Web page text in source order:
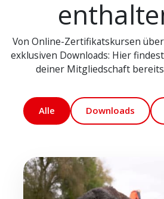
Von Online-Zertifikatskursen
exklusiven Downloads: Hier
deiner Mitgliedschaft
Alle Downloads